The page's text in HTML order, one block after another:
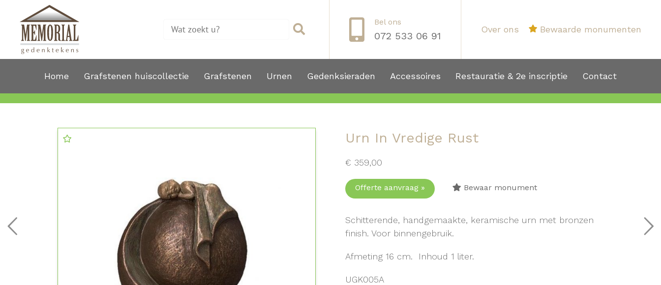
Bel ons
072 533 06 91
Over ons Bewaarde monumenten
Home Grafstenen huiscollectie Grafstenen Urnen Gedenksieraden Accessoires Restauratie & 2e inscriptie Contact
Urn In Vredige Rust
€ 359,00
Offerte aanvraag » Bewaar monument
Schitterende, handgemaakte, keramische urn met bronzen
finish. Voor binnengebruik.
Afmeting 16 cm. Inhoud 1 liter.
UGK005A